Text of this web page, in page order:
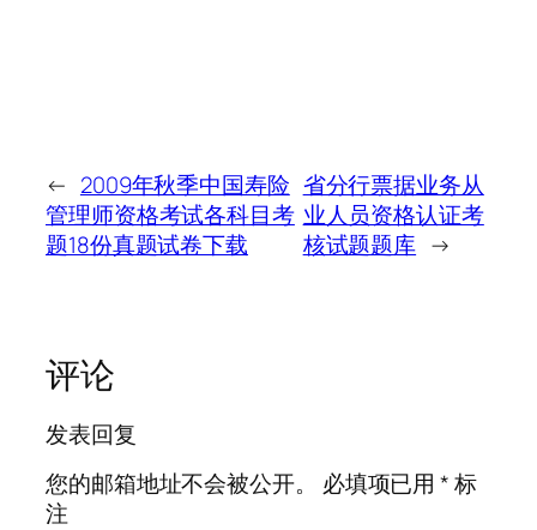
← 2009年秋季中国寿险
管理师资格考试各科目考
题18份真题试卷下载
省分行票据业务从
业人员资格认证考
核试题题库 →
评论
发表回复
您的邮箱地址不会被公开。
必填项已用*标
注